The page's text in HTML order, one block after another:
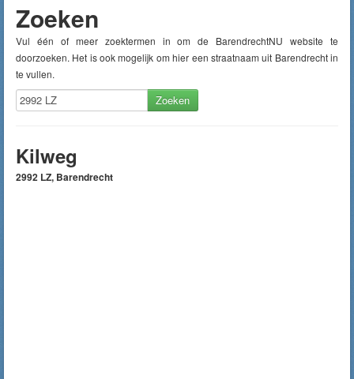
Zoeken
Vul één of meer zoektermen in om de BarendrechtNU website te
doorzoeken. Het is ook mogelijk om hier een straatnaam uit Barendrecht in
te vullen.
Zoeken
Kilweg
2992 LZ, Barendrecht